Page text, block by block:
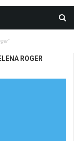
ROGER